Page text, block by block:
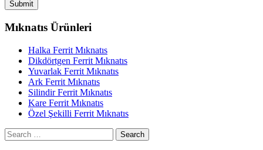
Mıknatıs Ürünleri
Halka Ferrit Mıknatıs
Dikdörtgen Ferrit Mıknatıs
Yuvarlak Ferrit Mıknatıs
Ark Ferrit Mıknatıs
Silindir Ferrit Mıknatıs
Kare Ferrit Mıknatıs
Özel Şekilli Ferrit Mıknatıs
Search